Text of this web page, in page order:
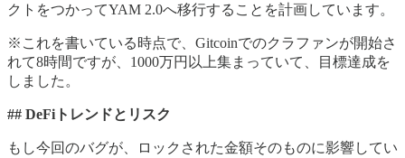
クトをつかってYAM 2.0へ移行することを計画しています。
※これを書いている時点で、Gitcoinでのクラファンが開始さ
れて8時間ですが、1000万円以上集まっていて、目標達成を
しました。
## DeFiトレンドとリスク
もし今回のバグが、ロックされた金額そのものに影響してい